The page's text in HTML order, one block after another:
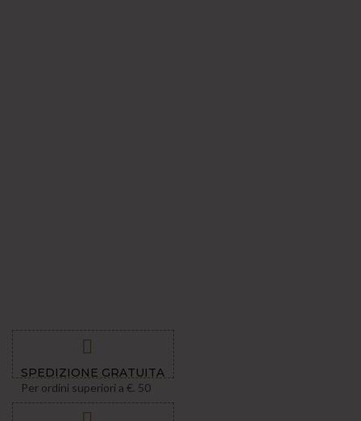
SPEDIZIONE GRATUITA
Per ordini superiori a €. 50